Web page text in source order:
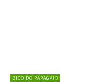
BICO DO PAPAGAIO